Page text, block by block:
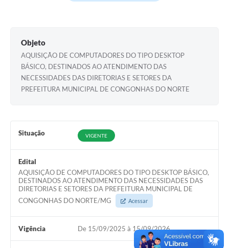
Objeto
AQUISIÇÃO DE COMPUTADORES DO TIPO DESKTOP
BÁSICO, DESTINADOS AO ATENDIMENTO DAS
NECESSIDADES DAS DIRETORIAS E SETORES DA
PREFEITURA MUNICIPAL DE CONGONHAS DO NORTE
Situação VIGENTE
Edital
AQUISIÇÃO DE COMPUTADORES DO TIPO DESKTOP BÁSICO,
DESTINADOS AO ATENDIMENTO DAS NECESSIDADES DAS
DIRETORIAS E SETORES DA PREFEITURA MUNICIPAL DE
CONGONHAS DO NORTE/MG
Acessar
Vigência De 15/09/2025 à 15/09/2026